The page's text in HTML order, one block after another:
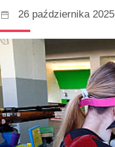
26 października 2025